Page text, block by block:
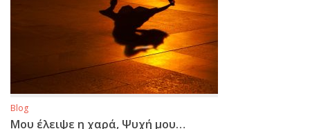
Blog
Μου έλειψε η χαρά, Ψυχή μου…